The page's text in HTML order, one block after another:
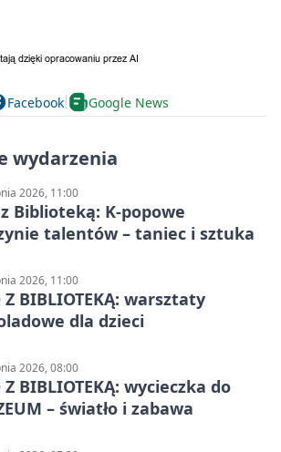
Facebook Google News
wydarzenia
2026, 11:00
Biblioteką: K-popowe
talentów – taniec i sztuka
2026, 11:00
Z BIBLIOTEKĄ: warsztaty
dla dzieci
2026, 08:00
Z BIBLIOTEKĄ: wycieczka do
– światło i zabawa